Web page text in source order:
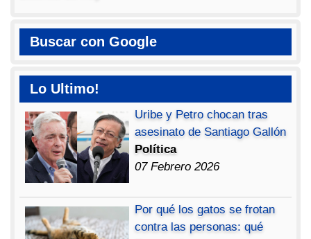
Buscar con Google
Lo Ultimo!
Uribe y Petro chocan tras
asesinato de Santiago Gallón
Política
07 Febrero 2026
Por qué los gatos se frotan
contra las personas: qué